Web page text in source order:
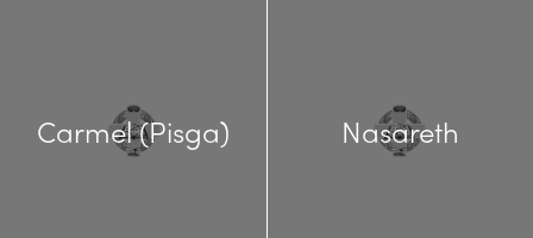
Carmel (Pisga) Nasareth